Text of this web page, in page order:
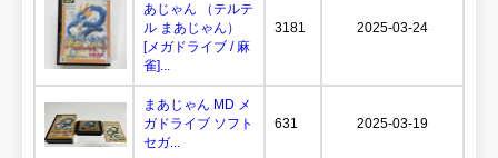
あじゃん （テルテ
ル まあじゃん）
[メガドライブ / 麻
雀]...
3181 2025-03-24
まあじゃん MD メ
ガドライブ ソフト
セガ...
631 2025-03-19